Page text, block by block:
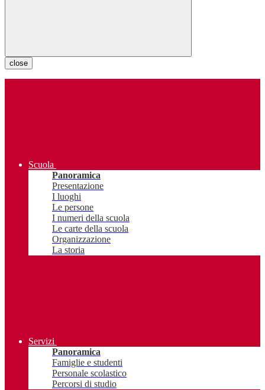
close
Scuola
Panoramica
Presentazione
I luoghi
Le persone
I numeri della scuola
Le carte della scuola
Organizzazione
La storia
Servizi
Panoramica
Famiglie e studenti
Personale scolastico
Percorsi di studio